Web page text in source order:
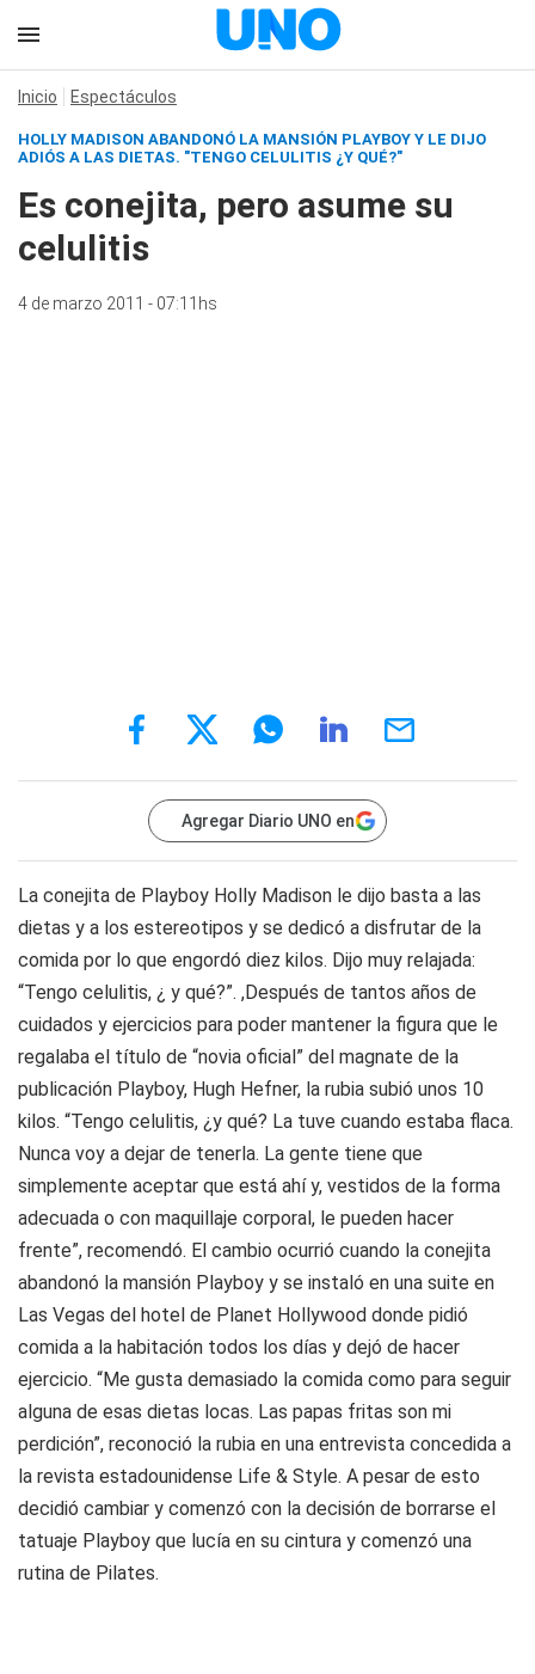
Inicio Espectáculos
HOLLY MADISON ABANDONÓ LA MANSIÓN PLAYBOY Y LE DIJO
ADIÓS A LAS DIETAS. "TENGO CELULITIS ¿Y QUÉ?"
Es conejita, pero asume su
celulitis
4 de marzo 2011 - 07:11hs
Agregar Diario UNO en
La conejita de Playboy Holly Madison le dijo basta a las
dietas y a los estereotipos y se dedicó a disfrutar de la
comida por lo que engordó diez kilos. Dijo muy relajada:
“Tengo celulitis, ¿ y qué?”. ,Después de tantos años de
cuidados y ejercicios para poder mantener la figura que le
regalaba el título de “novia oficial” del magnate de la
publicación Playboy, Hugh Hefner, la rubia subió unos 10
kilos. “Tengo celulitis, ¿y qué? La tuve cuando estaba flaca.
Nunca voy a dejar de tenerla. La gente tiene que
simplemente aceptar que está ahí y, vestidos de la forma
adecuada o con maquillaje corporal, le pueden hacer
frente”, recomendó. El cambio ocurrió cuando la conejita
abandonó la mansión Playboy y se instaló en una suite en
Las Vegas del hotel de Planet Hollywood donde pidió
comida a la habitación todos los días y dejó de hacer
ejercicio. “Me gusta demasiado la comida como para seguir
alguna de esas dietas locas. Las papas fritas son mi
perdición”, reconoció la rubia en una entrevista concedida a
la revista estadounidense Life & Style. A pesar de esto
decidió cambiar y comenzó con la decisión de borrarse el
tatuaje Playboy que lucía en su cintura y comenzó una
rutina de Pilates.